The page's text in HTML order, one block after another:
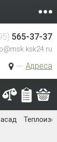
Адреса
565-37-37